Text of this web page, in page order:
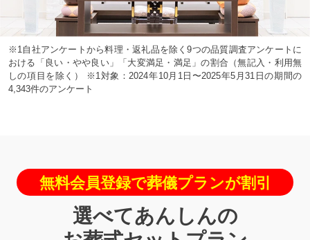
※1自社アンケートから料理・返礼品を除く9つの品質調査アンケートに
おける「良い・やや良い」「大変満足・満足」の割合（無記入・利用無
しの項目を除く） ※1対象：2024年10月1日〜2025年5月31日の期間の
4,343件のアンケート
無料会員登録で葬儀プランが割引
選べてあんしんの